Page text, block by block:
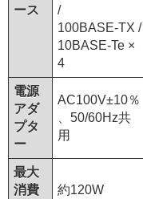
ース
/
100BASE-TX /
10BASE-Te ×
4
電源
アダ
プタ
ー
AC100V±10％
、50/60Hz共
用
最⼤
消費
約120W